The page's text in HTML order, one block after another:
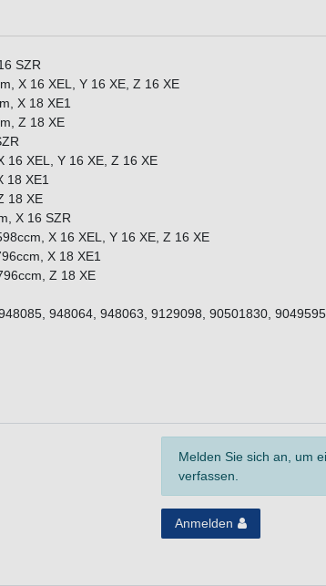
SZR
X 16 XEL, Y 16 XE, Z 16 XE
X 18 XE1
Z 18 XE
16 XEL, Y 16 XE, Z 16 XE
18 XE1
18 XE
X 16 SZR
X 16 XEL, Y 16 XE, Z 16 XE
X 18 XE1
Z 18 XE
948064, 948063, 9129098, 90501830,
Melden Sie sich an, um
verfassen.
Anmelden